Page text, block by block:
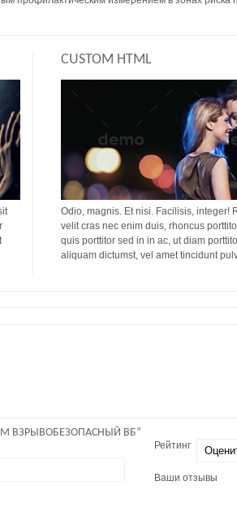
CUSTOM HTML
Odio, magnis. Et nisi. Facilisis, integer!
velit cras nec enim duis, rhoncus
quis porttitor sed in in ac, ut diam
aliquam dictumst, vel amet tincidunt
ВЗРЫВОБЕЗОПАСНЫЙ ВБ”
Рейтинг
Ваши отзывы